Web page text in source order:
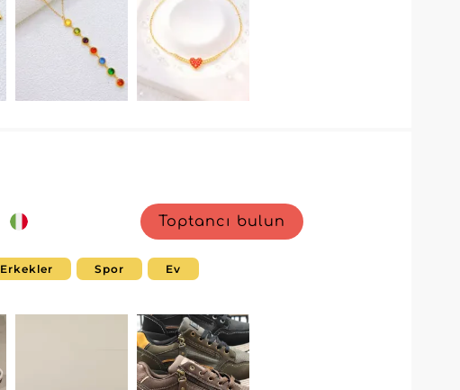
Toptancı bulun
Erkekler Spor Ev